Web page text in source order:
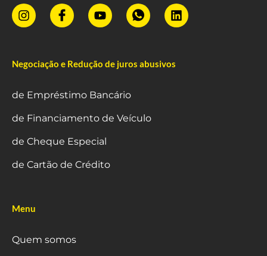
Negociação e Redução de juros abusivos
de Empréstimo Bancário
de Financiamento de Veículo
de Cheque Especial
de Cartão de Crédito
Menu
Quem somos